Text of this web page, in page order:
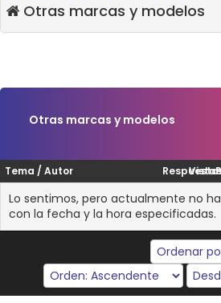
Otras marcas y modelos
Otras marcas y modelos
Tema / Autor Vistas
Lo sentimos, pero actualmente no
con la fecha y la hora especificadas.